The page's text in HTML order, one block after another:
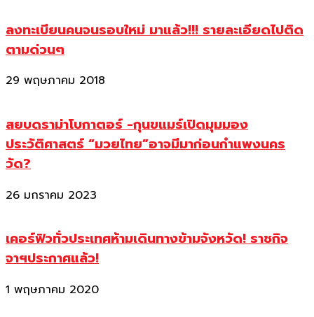
ลงทะเบียนคนจนรอบใหม่ มาแล้ว!!! รายละเอียดไปติด
ตามด่วนๆ
29 พฤษภาคม 2018
สยบดราม่าโบกาตอร์ -กุนขแมร์เปิดมุมมอง
ประวัติศาสตร์ “มวยไทย”อาจมีมาก่อนกำแพงนคร
วัด?
26 มกราคม 2023
เคอร์ฟิวทั่วประเทศห้ามเดินทางข้ามจังหวัด! ราชกิจ
จาฯประกาศแล้ว!
1 พฤษภาคม 2020